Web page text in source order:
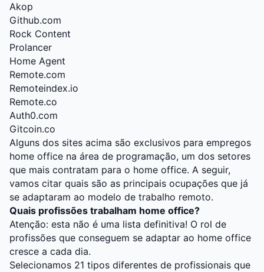
Akop
Github.com
Rock Content
Prolancer
Home Agent
Remote.com
Remoteindex.io
Remote.co
Auth0.com
Gitcoin.co
Alguns dos sites acima são exclusivos para empregos
home office na área de programação, um dos setores
que mais contratam para o home office. A seguir,
vamos citar quais são as principais ocupações que já
se adaptaram ao modelo de trabalho remoto.
Quais profissões trabalham home office?
Atenção: esta não é uma lista definitiva! O rol de
profissões que conseguem se adaptar ao home office
cresce a cada dia.
Selecionamos 21 tipos diferentes de profissionais que